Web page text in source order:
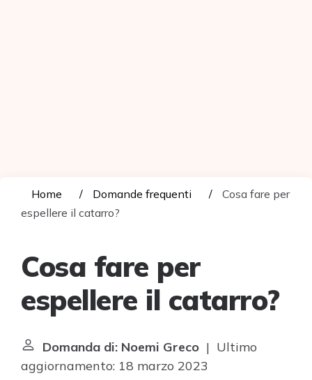
Home Domande frequenti
Cosa fare per
espellere il catarro?
Cosa fare per
espellere il catarro?
Domanda di: Noemi Greco | Ultimo
aggiornamento: 18 marzo 2023